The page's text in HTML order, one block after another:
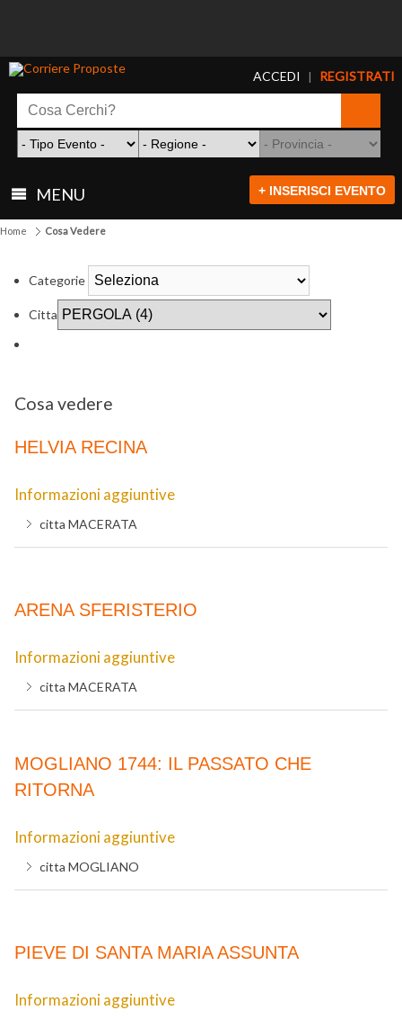
ACCEDI | REGISTRATI
MENU + INSERISCI EVENTO
Home Cosa Vedere
Categorie
Citta
Cosa vedere
HELVIA RECINA
Informazioni aggiuntive
citta MACERATA
ARENA SFERISTERIO
Informazioni aggiuntive
citta MACERATA
MOGLIANO 1744: IL PASSATO CHE
RITORNA
Informazioni aggiuntive
citta MOGLIANO
PIEVE DI SANTA MARIA ASSUNTA
Informazioni aggiuntive